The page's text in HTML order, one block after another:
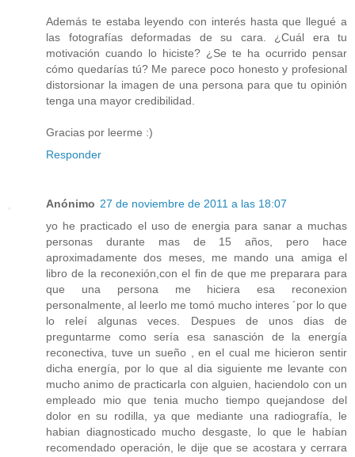
Además te estaba leyendo con interés hasta que llegué a
las fotografías deformadas de su cara. ¿Cuál era tu
motivación cuando lo hiciste? ¿Se te ha ocurrido pensar
cómo quedarías tú? Me parece poco honesto y profesional
distorsionar la imagen de una persona para que tu opinión
tenga una mayor credibilidad.
Gracias por leerme :)
Responder
Anónimo 27 de noviembre de 2011 a las 18:07
yo he practicado el uso de energia para sanar a muchas
personas durante mas de 15 años, pero hace
aproximadamente dos meses, me mando una amiga el
libro de la reconexión,con el fin de que me preparara para
que una persona me hiciera esa reconexion
personalmente, al leerlo me tomó mucho interes ´por lo que
lo releí algunas veces. Despues de unos dias de
preguntarme como sería esa sanasción de la energía
reconectiva, tuve un sueño , en el cual me hicieron sentir
dicha energía, por lo que al dia siguiente me levante con
mucho animo de practicarla con alguien, haciendolo con un
empleado mio que tenia mucho tiempo quejandose del
dolor en su rodilla, ya que mediante una radiografía, le
habian diagnosticado mucho desgaste, lo que le habían
recomendado operación, le dije que se acostara y cerrara